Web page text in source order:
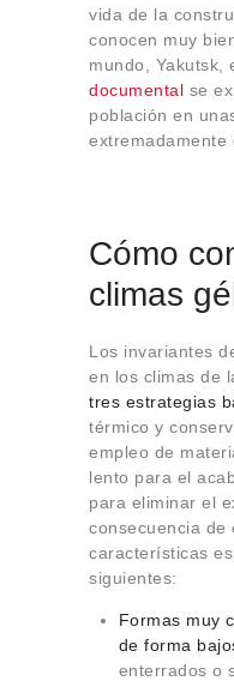
vida de la
conocen muy
mundo, Yakutsk,
documental se
población en
extremadamente
Cómo
climas
Los invariantes
en los climas de
tres estrategias
térmico y
empleo de
lento para el
para eliminar el
consecuencia de
características
siguientes:
Formas muy
de forma
enterrados o